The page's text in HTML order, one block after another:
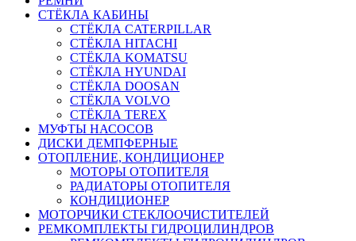
СТЁКЛА КАБИНЫ
СТЁКЛА CATERPILLAR
СТЁКЛА HITACHI
СТЁКЛА KOMATSU
СТЁКЛА HYUNDAI
СТЁКЛА DOOSAN
СТЁКЛА VOLVO
СТЁКЛА TEREX
МУФТЫ НАСОСОВ
ДИСКИ ДЕМПФЕРНЫЕ
ОТОПЛЕНИЕ, КОНДИЦИОНЕР
МОТОРЫ ОТОПИТЕЛЯ
РАДИАТОРЫ ОТОПИТЕЛЯ
КОНДИЦИОНЕР
МОТОРЧИКИ СТЕКЛООЧИСТИТЕЛЕЙ
РЕМКОМПЛЕКТЫ ГИДРОЦИЛИНДРОВ